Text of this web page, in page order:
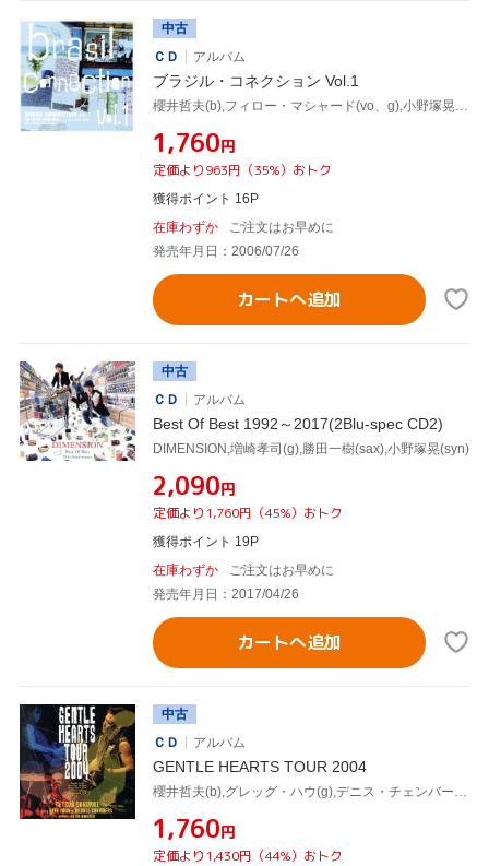
中古
ＣＤ
アルバム
ブラジル・コネクション Vol.1
¥1,760円
定価より963円（35%）おトク
獲得ポイント 16P
在庫わずか
ご注文はお早めに
発売年月日：2006/07/26
カートへ追加
中古
ＣＤ
アルバム
Best Of Best 1992～2017(2Blu-spec CD2)
DIMENSION,増崎孝司(g),勝田一樹(sax),小野塚晃(syn)
¥2,090円
定価より1,760円（45%）おトク
獲得ポイント 19P
在庫わずか
ご注文はお早めに
発売年月日：2017/04/26
カートへ追加
中古
ＣＤ
アルバム
GENTLE HEARTS TOUR 2004
¥1,760円
定価より1,430円（44%）おトク